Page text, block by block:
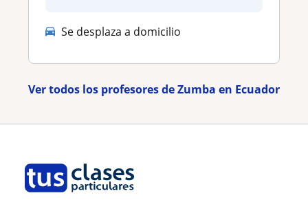
Se desplaza a domicilio
Ver todos los profesores de Zumba en Ecuador